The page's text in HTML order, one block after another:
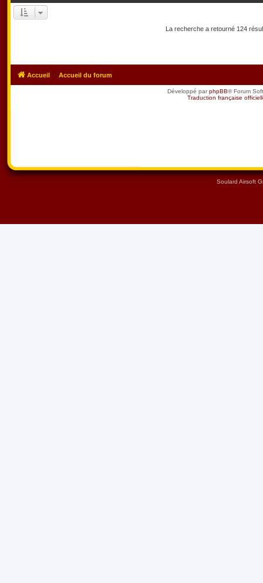
La recherche a retourné 124
Accueil Accueil du forum
Développé parphpBB® Forum
Traduction française
Soulard Airsoft